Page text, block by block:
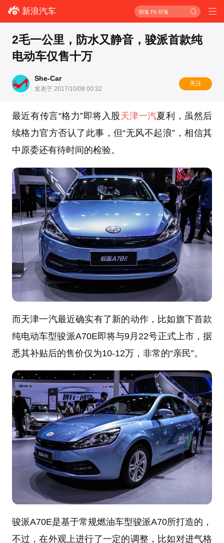
新浪汽车 朗逸 PK 轩逸
2毛一公里，防水又静音，骏派首款纯
电动车仅售十万
She-Car
发表于 2017/10/08 00:32
关注
最近有传言“格力”即将入股天津一汽夏利，虽然后
续格力官方否认了此事，但“无风不起浪”，相信其
中原委还有待时间的检验。
而天津一汽最近确实有了新的动作，比如旗下首款
纯电动车型骏派A70E即将与9月22号正式上市，据
悉其补贴后的售价仅为10-12万，非常的“亲民”。
骏派A70E是基于常规燃油车型骏派A70所打造的，
不过，在外观上进行了一定的调整，比如对进气格